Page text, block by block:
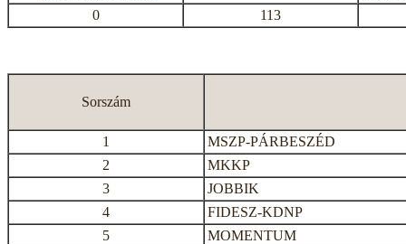
0
113
Sorszám
1
MSZP-PÁRBESZÉD
2
MKKP
3
JOBBIK
4
FIDESZ-KDNP
5
MOMENTUM